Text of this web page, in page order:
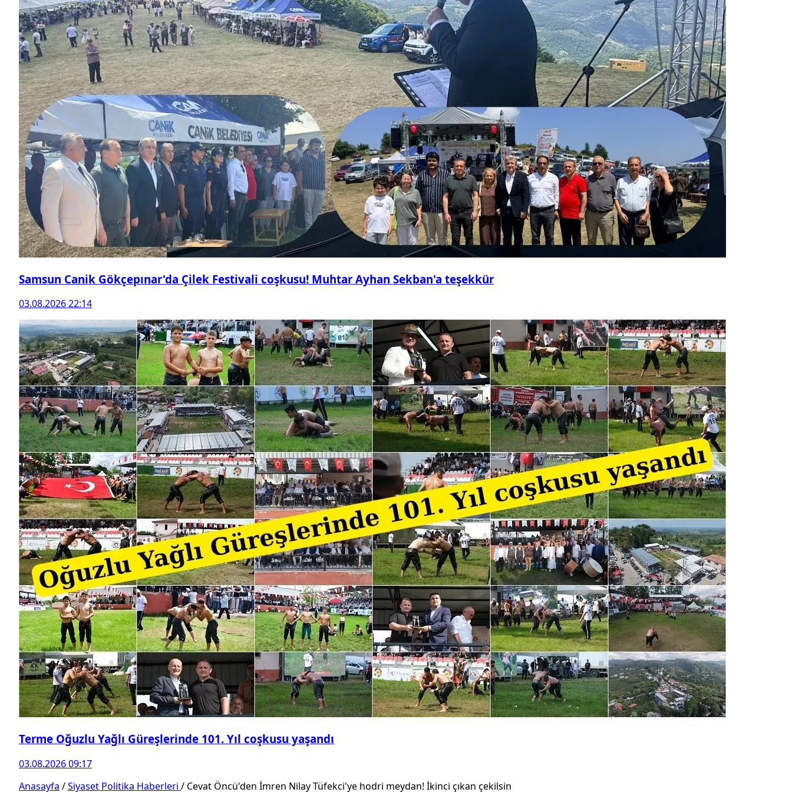
Samsun Canik Gökçepınar'da Çilek Festivali coşkusu! Muhtar Ayhan Sekban'a teşekkür
03.08.2026 22:14
Terme Oğuzlu Yağlı Güreşlerinde 101. Yıl coşkusu yaşandı
03.08.2026 09:17
Anasayfa /Siyaset Politika Haberleri / Cevat Öncü'den İmren Nilay Tüfekci'ye hodri meydan! İkinci çıkan çekilsin